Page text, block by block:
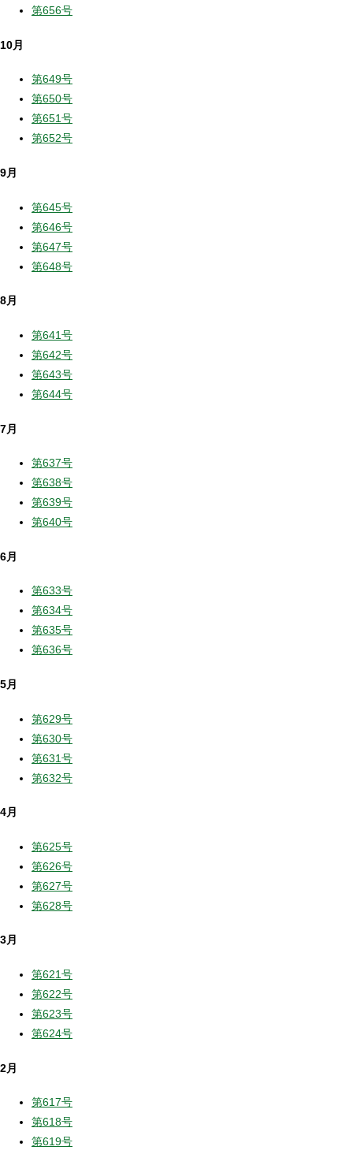
第656号
10月
第649号
第650号
第651号
第652号
9月
第645号
第646号
第647号
第648号
8月
第641号
第642号
第643号
第644号
7月
第637号
第638号
第639号
第640号
6月
第633号
第634号
第635号
第636号
5月
第629号
第630号
第631号
第632号
4月
第625号
第626号
第627号
第628号
3月
第621号
第622号
第623号
第624号
2月
第617号
第618号
第619号